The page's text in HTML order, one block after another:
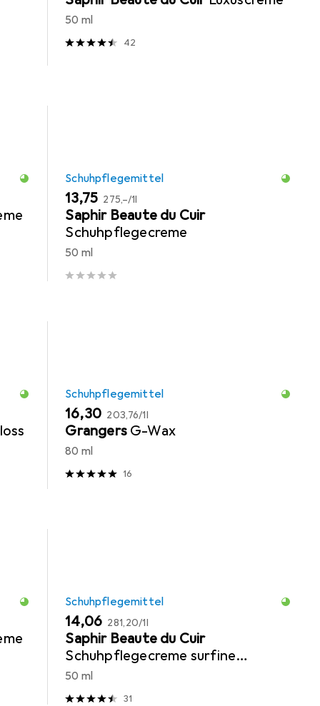
50 ml
42
Schuhpflegemittel
EUR
13,75 EUR
275,–/1l
Saphir Beaute du Cuir
Schuhpflegecreme
50 ml
Schuhpflegemittel
EUR
16,30 EUR
203,76/1l
Grangers G-Wax
80 ml
16
Schuhpflegemittel
EUR
14,06 EUR
281,20/1l
Saphir Beaute du Cuir
Schuhpflegecreme surfine
pommadier
50 ml
31